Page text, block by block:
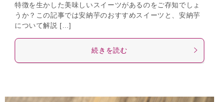
特徴を生かした美味しいスイーツがあるのをご存知でしょ
うか？この記事では安納芋のおすすめスイーツと、安納芋
について解説 […]
続きを読む